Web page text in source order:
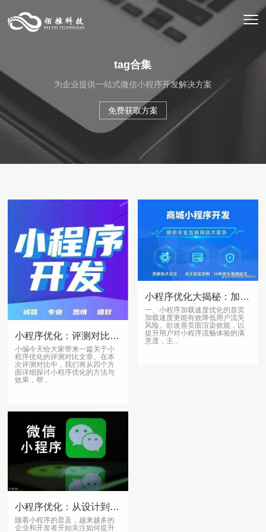
tag合集
为企业提供一站式微信小程序开发解决方案
免费获取方案
小程序优化：评测对比，你了解多少？
小编今天给大家带来一篇关于小
程序优化的评测对比文章。在本
次评测对比中，我们将从四个方
面详细探讨小程序优化的方法与
效果，帮...
小程序优化大揭秘：加载速度秒提升，用户体验翻倍提升
一、小程序加载速度优化的首页
加载速度更能有效降低用户流失
风险。欲改善页面渲染效能，以
提升用户对小程序流畅体验的满
意度，主...
小程序优化：从设计到代码的全方位优化
随着小程序的普及，越来越多的
企业和开发者开始关注如何提升